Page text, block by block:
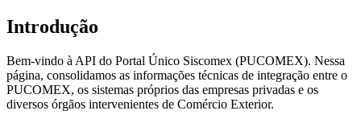
Introdução
Bem-vindo à API do Portal Único Siscomex (PUCOMEX). Nessa
página, consolidamos as informações técnicas de integração entre o
PUCOMEX, os sistemas próprios das empresas privadas e os
diversos órgãos intervenientes de Comércio Exterior.